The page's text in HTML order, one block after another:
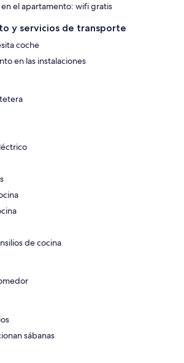
el apartamento: wifi gratis
y servicios de transporte
coche
en las instalaciones
de cocina
sábanas